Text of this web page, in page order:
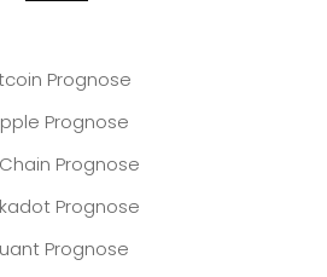
Prognose
Prognose
Prognose
Prognose
Prognose